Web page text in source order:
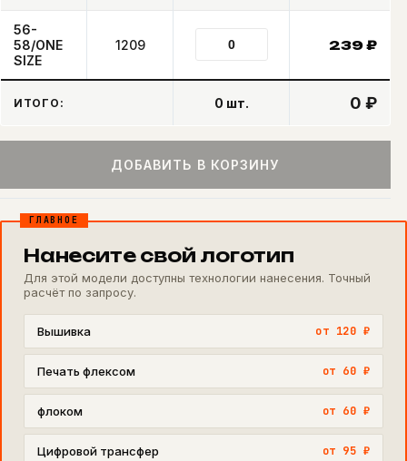
56-
58/ONE
SIZE
1209 239₽
ИТОГО: 0 шт. 0 ₽
ДОБАВИТЬ В КОРЗИНУ
ГЛАВНОЕ
Нанесите свой логотип
Для этой модели доступны технологии нанесения. Точный
расчёт по запросу.
Вышивка от 120 ₽
Печать флексом от 60 ₽
флоком от 60 ₽
Цифровой трансфер от 95 ₽